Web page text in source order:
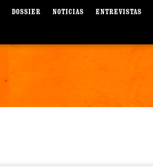
DOSSIER NOTICIAS ENTREVISTAS